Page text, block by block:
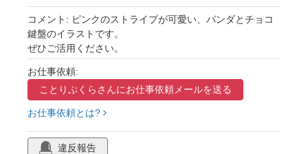
可愛い ユーモア ブラウン ピアノ
ピアノ教室 子ども向け
ピアノ発表会 星 ハート お菓子
手描き 手作り感
コメント: ピンクのストライプが可愛い、パンダとチョコ
鍵盤のイラストです。
ぜひご活用ください。
お仕事依頼:
ことりぷくらさんにお仕事依頼メールを送る
お仕事依頼とは?
違反報告